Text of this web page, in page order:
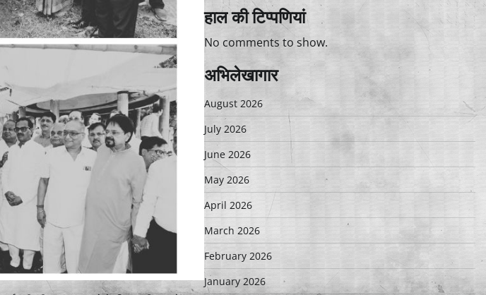
हाल की टिप्पणियां
No comments to show.
अभिलेखागार
August 2026
July 2026
June 2026
May 2026
April 2026
March 2026
February 2026
January 2026